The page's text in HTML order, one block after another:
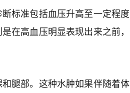
标准包括血压升高至一定程度
在高血压明显表现出来之前，
腿部。这种水肿如果伴随着体